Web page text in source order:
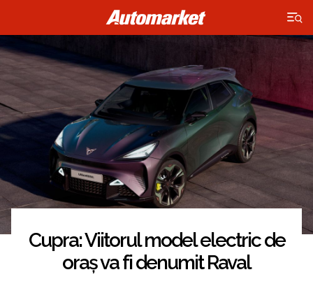
×
Cupra: Viitorul model electric de
oraș va fi denumit Raval